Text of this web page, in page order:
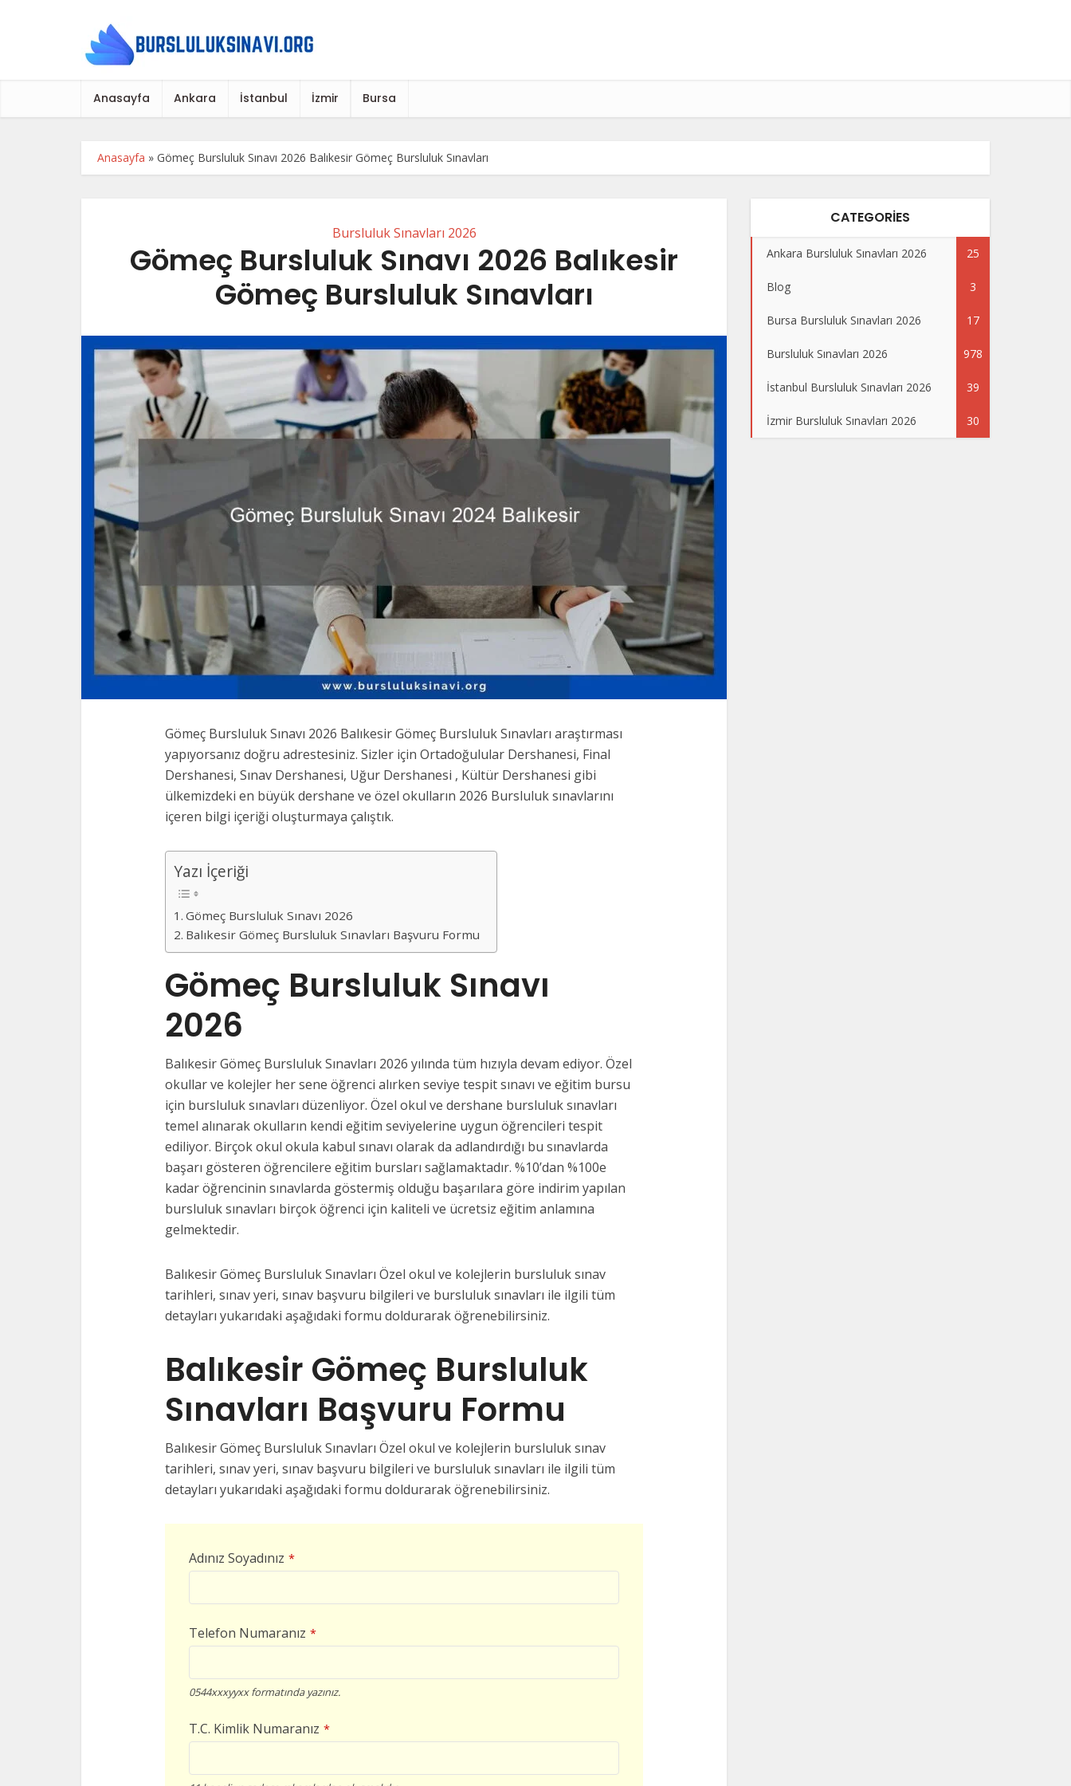
Anasayfa Ankara İstanbul İzmir Bursa
Anasayfa » Gömeç Bursluluk Sınavı 2026 Balıkesir Gömeç Bursluluk Sınavları
Bursluluk Sınavları 2026
Gömeç Bursluluk Sınavı 2026 Balıkesir
Gömeç Bursluluk Sınavları
Gömeç Bursluluk Sınavı 2026 Balıkesir Gömeç Bursluluk Sınavları araştırması
yapıyorsanız doğru adrestesiniz. Sizler için Ortadoğulular Dershanesi, Final
Dershanesi, Sınav Dershanesi, Uğur Dershanesi , Kültür Dershanesi gibi
ülkemizdeki en büyük dershane ve özel okulların 2026 Bursluluk sınavlarını
içeren bilgi içeriği oluşturmaya çalıştık.
Yazı İçeriği
Gömeç Bursluluk Sınavı 2026
Balıkesir Gömeç Bursluluk Sınavları Başvuru Formu
Gömeç Bursluluk Sınavı
2026
Balıkesir Gömeç Bursluluk Sınavları 2026 yılında tüm hızıyla devam ediyor. Özel
okullar ve kolejler her sene öğrenci alırken seviye tespit sınavı ve eğitim bursu
için bursluluk sınavları düzenliyor. Özel okul ve dershane bursluluk sınavları
temel alınarak okulların kendi eğitim seviyelerine uygun öğrencileri tespit
ediliyor. Birçok okul okula kabul sınavı olarak da adlandırdığı bu sınavlarda
başarı gösteren öğrencilere eğitim bursları sağlamaktadır. %10’dan %100e
kadar öğrencinin sınavlarda göstermiş olduğu başarılara göre indirim yapılan
bursluluk sınavları birçok öğrenci için kaliteli ve ücretsiz eğitim anlamına
gelmektedir.
Balıkesir Gömeç Bursluluk Sınavları Özel okul ve kolejlerin bursluluk sınav
tarihleri, sınav yeri, sınav başvuru bilgileri ve bursluluk sınavları ile ilgili tüm
detayları yukarıdaki aşağıdaki formu doldurarak öğrenebilirsiniz.
Balıkesir Gömeç Bursluluk
Sınavları Başvuru Formu
Balıkesir Gömeç Bursluluk Sınavları Özel okul ve kolejlerin bursluluk sınav
tarihleri, sınav yeri, sınav başvuru bilgileri ve bursluluk sınavları ile ilgili tüm
detayları yukarıdaki aşağıdaki formu doldurarak öğrenebilirsiniz.
Adınız Soyadınız *
Telefon Numaranız *
0544xxxyyxx formatında yazınız.
T.C. Kimlik Numaranız *
CATEGORIES
Ankara Bursluluk Sınavları 2026 25
Blog 3
Bursa Bursluluk Sınavları 2026 17
Bursluluk Sınavları 2026 978
İstanbul Bursluluk Sınavları 2026 39
İzmir Bursluluk Sınavları 2026 30